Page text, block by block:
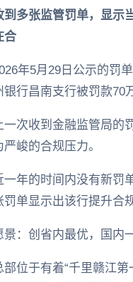
到多张监管罚单，显示
合
年5月29日公示的罚
行昌南支行被罚款70
一次收到金融监管局的
峻的合规压力。
一年的时间内没有新罚
单显示出该行提升合
景：创省内最优，国内
位于有着“千里赣江